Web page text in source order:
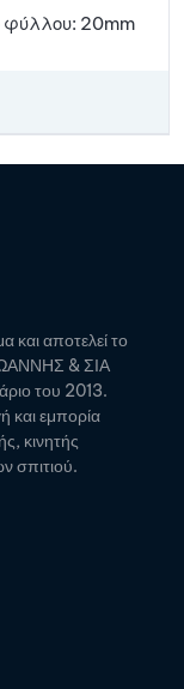
φύλλου: 20mm
και αποτελεί το
& ΣΙΑ
του 2013.
και εμπορία
κινητής
σπιτιού.